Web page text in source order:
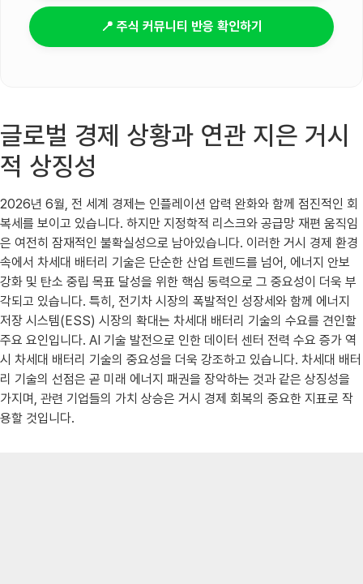
📍 주식 커뮤니티 반응 확인하기
글로벌 경제 상황과 연관 지은 거시
적 상징성
2026년 6월, 전 세계 경제는 인플레이션 압력 완화와 함께 점진적인 회
복세를 보이고 있습니다. 하지만 지정학적 리스크와 공급망 재편 움직임
은 여전히 잠재적인 불확실성으로 남아있습니다. 이러한 거시 경제 환경
속에서 차세대 배터리 기술은 단순한 산업 트렌드를 넘어, 에너지 안보
강화 및 탄소 중립 목표 달성을 위한 핵심 동력으로 그 중요성이 더욱 부
각되고 있습니다. 특히, 전기차 시장의 폭발적인 성장세와 함께 에너지
저장 시스템(ESS) 시장의 확대는 차세대 배터리 기술의 수요를 견인할
주요 요인입니다. AI 기술 발전으로 인한 데이터 센터 전력 수요 증가 역
시 차세대 배터리 기술의 중요성을 더욱 강조하고 있습니다. 차세대 배터
리 기술의 선점은 곧 미래 에너지 패권을 장악하는 것과 같은 상징성을
가지며, 관련 기업들의 가치 상승은 거시 경제 회복의 중요한 지표로 작
용할 것입니다.